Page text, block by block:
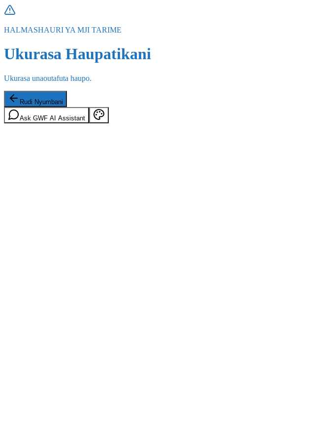
HALMASHAURI YA MJI TARIME
Ukurasa Haupatikani
Ukurasa unaoutafuta haupo.
Rudi Nyumbani
Ask GWF AI Assistant